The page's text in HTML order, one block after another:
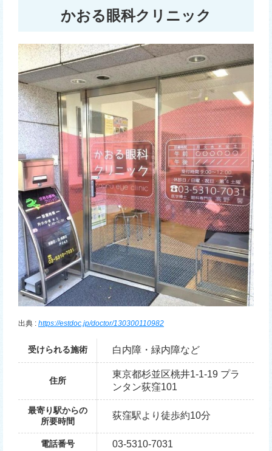
かおる眼科クリニック
出典 : https://estdoc.jp/doctor/130300110982
受けられる施術 白内障・緑内障など
住所
東京都杉並区桃井1-1-19 プラ
ンタン荻窪101
最寄り駅からの
所要時間
荻窪駅より徒歩約10分
電話番号 03-5310-7031